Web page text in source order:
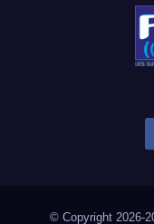
© Copyright 2026-